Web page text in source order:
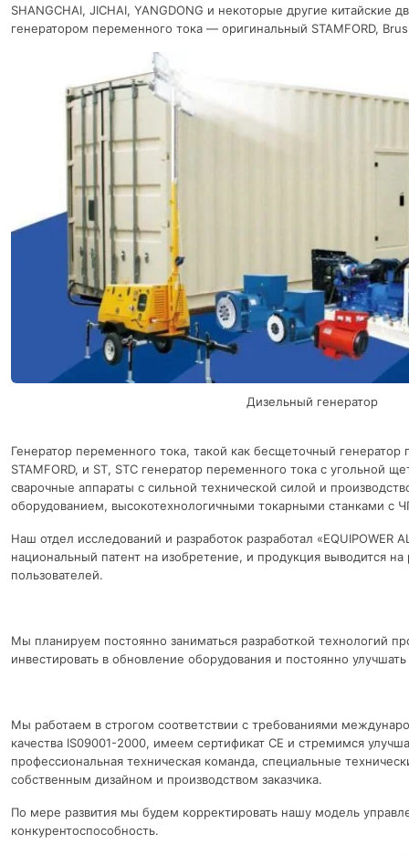
SHANGCHAI, JICHAI, YANGDONG и некоторые другие китайские
генератором переменного тока — оригинальный STAMFORD,
Дизельный генератор
Генератор переменного тока, такой как бесщеточный
STAMFORD, и ST, STC генератор переменного тока с угольной
сварочные аппараты с сильной технической силой и
оборудованием, высокотехнологичными токарными станками с
Наш отдел исследований и разработок разработал «EQUIPOWER
национальный патент на изобретение, и продукция выводится
пользователей.
Мы планируем постоянно заниматься разработкой технологий
инвестировать в обновление оборудования и постоянно
Мы работаем в строгом соответствии с требованиями
качества IS09001-2000, имеем сертификат CE и стремимся
профессиональная техническая команда, специальные
собственным дизайном и производством заказчика.
По мере развития мы будем корректировать нашу модель
конкурентоспособность.